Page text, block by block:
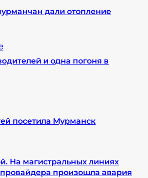
дали отопление
и одна погоня в
посетила Мурманск
На магистральных линиях
произошла авария